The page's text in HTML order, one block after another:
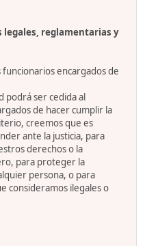
legales, reglamentarias y
encargados de
podrá ser cedida al
de hacer cumplir la
creemos que es
ante la justicia, para
derechos o la
para proteger la
persona, o para
consideramos ilegales o